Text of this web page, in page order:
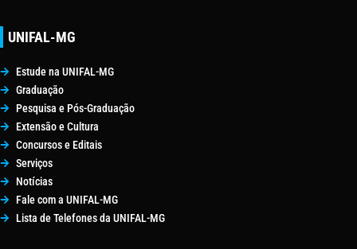
UNIFAL-MG
Estude na UNIFAL-MG
Graduação
Pesquisa e Pós-Graduação
Extensão e Cultura
Concursos e Editais
Serviços
Notícias
Fale com a UNIFAL-MG
Lista de Telefones da UNIFAL-MG